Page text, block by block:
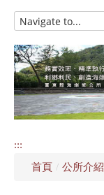
HOME
訊息專區
認識海端
公所介紹
:::
首頁 / 公所介紹